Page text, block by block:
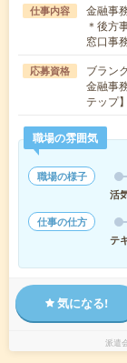
仕事内容
金融事
＊後方
窓口事
応募資格
ブラン
金融事
テップ
職場の雰囲気
職場の様子
活
仕事の仕方
テ
気になる!
派遣